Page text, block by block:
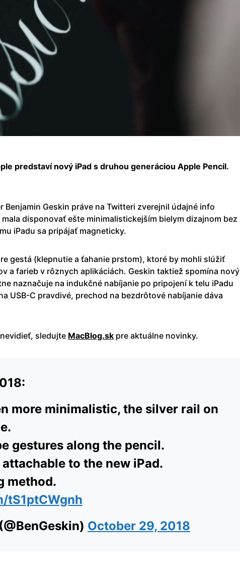
predstaví nový iPad s druhou generáciou Apple Pencil.
Benjamin Geskin práve na Twitteri zverejnil údajné info
mala disponovať ešte minimalistickejším bielym dizajnom bez
iPadu sa pripájať magneticky.
gestá (klepnutie a ťahanie prstom), ktoré by mohli slúžiť
a farieb v rôznych aplikáciách. Geskin taktiež spomína nový
naznačuje na indukčné nabíjanie po pripojení k telu iPadu
USB-C pravdivé, prechod na bezdrôtové nabíjanie dáva
sledujte MacBlog.sk pre aktuálne novinky.
more minimalistic, the silver rail on
gestures along the pencil.
to the new iPad.
method.
tS1ptCWgnh
October 29, 2018